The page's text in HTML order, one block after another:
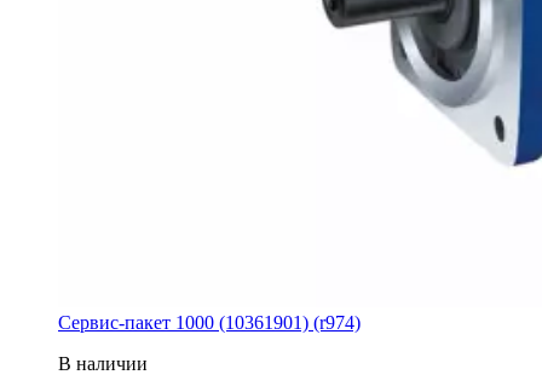
Сервис-пакет 1000 (10361901) (r974)
В наличии